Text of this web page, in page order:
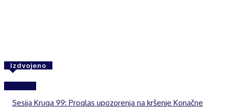
Izdvojeno
Sesija Kruga 99: Proglas upozorenja na kršenje Konačne